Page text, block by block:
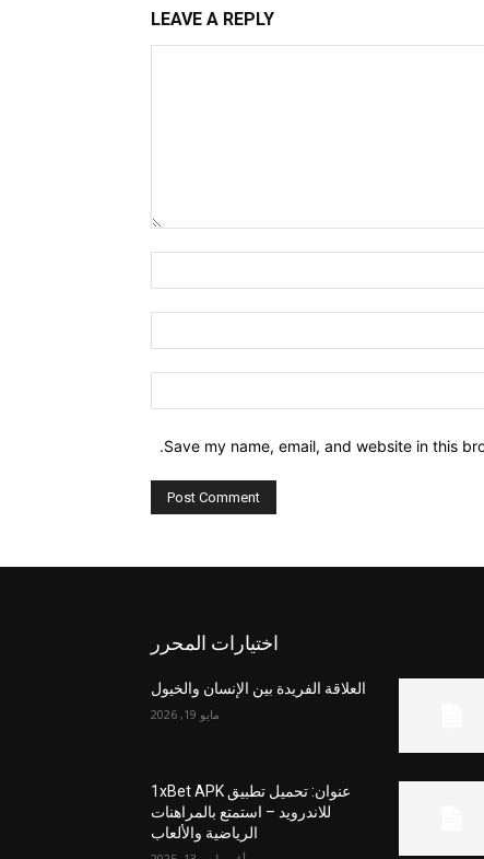
LEAVE A REPLY
Save my name, email, and website in this
اختيارات المحرر
العلاقة الفريدة بين الإنسان والخيول
مايو 19, 2026
عنوان: تحميل تطبيق 1xBet APK
للاندرويد – استمتع بالمراهنات
الرياضية والألعاب